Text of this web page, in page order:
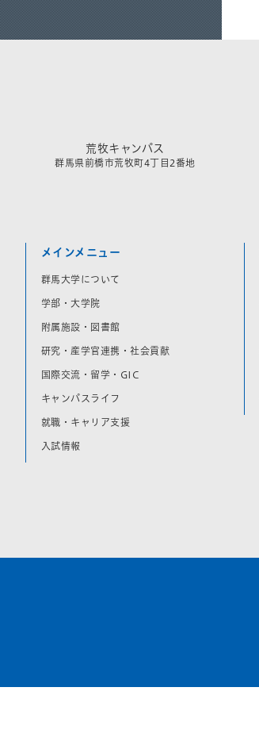
荒牧キャンパス
群馬県前橋市荒牧町4丁目2番地
メインメニュー
群馬大学について
学部・大学院
附属施設・図書館
研究・産学官連携・社会貢献
国際交流・留学・GIC
キャンパスライフ
就職・キャリア支援
入試情報